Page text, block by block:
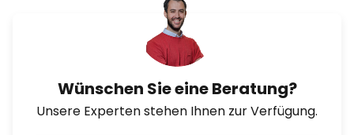
Wünschen Sie eine Beratung?
Unsere Experten stehen Ihnen zur Verfügung.